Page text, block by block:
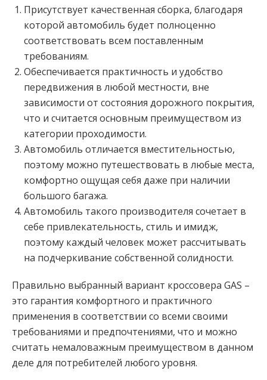
Присутствует качественная сборка, благодаря
которой автомобиль будет полноценно
соответствовать всем поставленным
требованиям.
Обеспечивается практичность и удобство
передвижения в любой местности, вне
зависимости от состояния дорожного покрытия,
что и считается основным преимуществом из
категории проходимости.
Автомобиль отличается вместительностью,
поэтому можно путешествовать в любые места,
комфортно ощущая себя даже при наличии
большого багажа.
Автомобиль такого производителя сочетает в
себе привлекательность, стиль и имидж,
поэтому каждый человек может рассчитывать
на подчеркивание собственной солидности.
Правильно выбранный вариант кроссовера GAS –
это гарантия комфортного и практичного
применения в соответствии со всеми своими
требованиями и предпочтениями, что и можно
считать немаловажным преимуществом в данном
деле для потребителей любого уровня.